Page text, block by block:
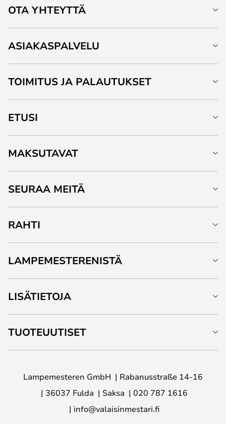
OTA YHTEYTTÄ
ASIAKASPALVELU
TOIMITUS JA PALAUTUKSET
ETUSI
MAKSUTAVAT
SEURAA MEITÄ
RAHTI
LAMPEMESTERENISTÄ
LISÄTIETOJA
TUOTEUUTISET
Lampemesteren GmbH
Rabanusstraße 14-16
36037 Fulda
Saksa
020 787 1616
info@valaisinmestari.fi